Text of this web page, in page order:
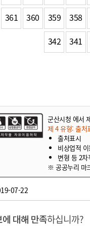
361
360 359 358
342
341
군산시청 에서
제 4 유형: 출처
출처표시
비상업적
변형 등 2
※ 공공누리 마
07-22
대해 만족하십니까?